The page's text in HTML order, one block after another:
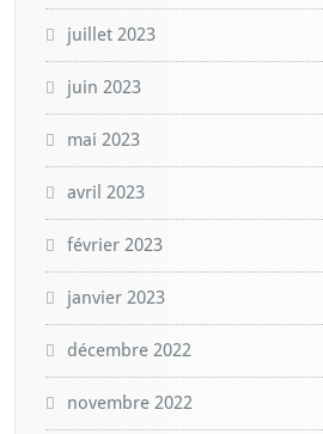
juillet 2023
juin 2023
mai 2023
avril 2023
février 2023
janvier 2023
décembre 2022
novembre 2022